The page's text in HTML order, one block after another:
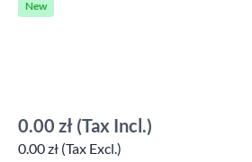
New
0.00 zł (Tax Incl.)
0.00 zł (Tax Excl.)